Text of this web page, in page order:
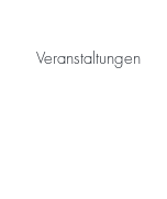
Veranstaltungen